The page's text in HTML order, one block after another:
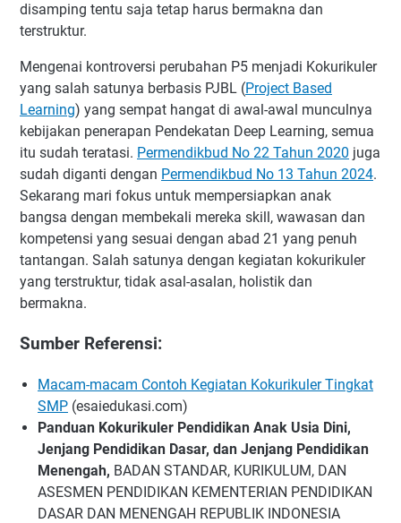
disamping tentu saja tetap harus bermakna dan
terstruktur.
Mengenai kontroversi perubahan P5 menjadi Kokurikuler
yang salah satunya berbasis PJBL (Project Based
Learning) yang sempat hangat di awal-awal munculnya
kebijakan penerapan Pendekatan Deep Learning, semua
itu sudah teratasi. Permendikbud No 22 Tahun 2020 juga
sudah diganti dengan Permendikbud No 13 Tahun 2024.
Sekarang mari fokus untuk mempersiapkan anak
bangsa dengan membekali mereka skill, wawasan dan
kompetensi yang sesuai dengan abad 21 yang penuh
tantangan. Salah satunya dengan kegiatan kokurikuler
yang terstruktur, tidak asal-asalan, holistik dan
bermakna.
Sumber Referensi:
Macam-macam Contoh Kegiatan Kokurikuler Tingkat
SMP (esaiedukasi.com)
Panduan Kokurikuler Pendidikan Anak Usia Dini,
Jenjang Pendidikan Dasar, dan Jenjang Pendidikan
Menengah, BADAN STANDAR, KURIKULUM, DAN
ASESMEN PENDIDIKAN KEMENTERIAN PENDIDIKAN
DASAR DAN MENENGAH REPUBLIK INDONESIA